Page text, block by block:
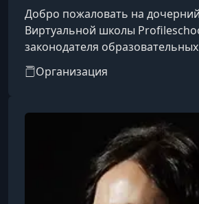
Добро пожаловать на
Виртуальной школы
законодателя
Рунете.Более пяти лет наши
работали над созданием
занимались поиском
специалистов в России и за
адаптировали лучшие из
программ для онлайн-формата
новые. Теперь наш опыт
формате: на первой
Организация